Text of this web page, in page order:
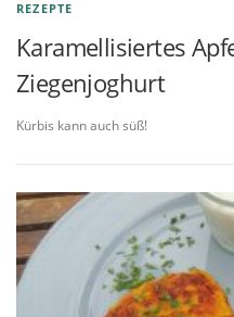
REZEPTE
Karamellisiertes
Ziegenjoghurt
Kürbis kann auch süß!